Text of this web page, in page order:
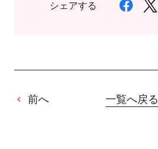
シェアする
前へ 一覧へ戻る